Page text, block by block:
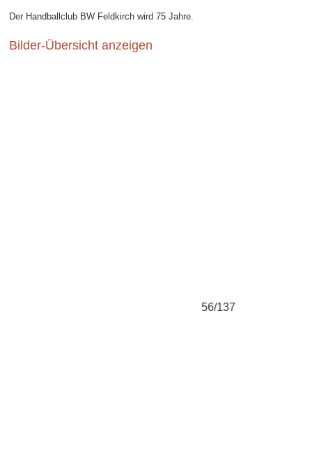
Der Handballclub BW Feldkirch wird 75 Jahre.
Bilder-Übersicht anzeigen